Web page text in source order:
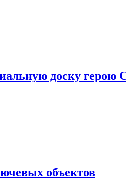
доску
объектов